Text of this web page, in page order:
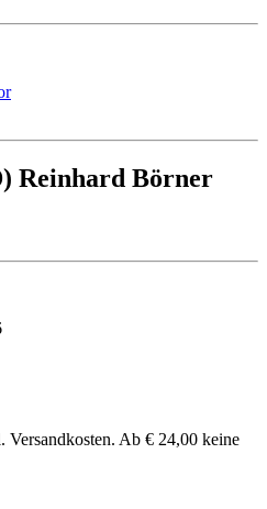
Reinhard Börner
Ab € 24,00 keine